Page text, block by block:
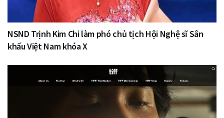
NSND Trịnh Kim Chi làm phó chủ tịch Hội Nghệ sĩ Sân
khấu Việt Nam khóa X